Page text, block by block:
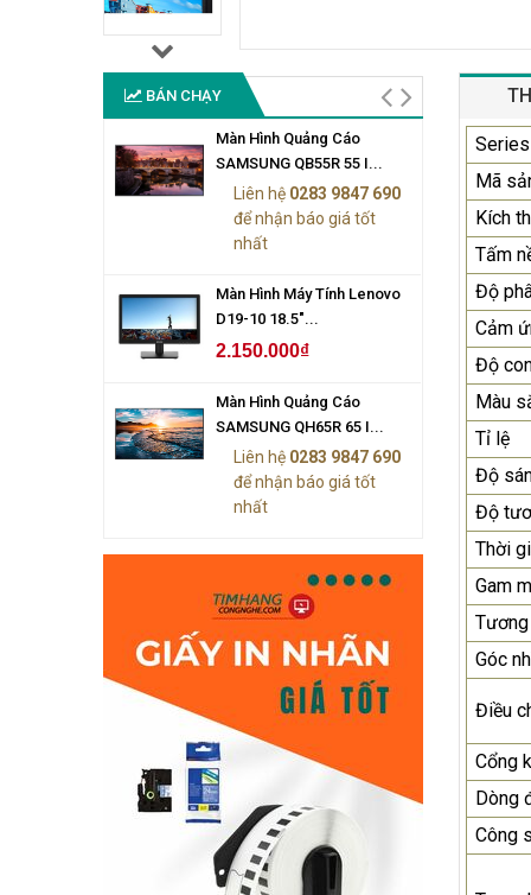
BÁN CHẠY
Màn Hình Quảng Cáo
SAMSUNG QB55R 55 I...
Liên hệ 0283 9847 690
để nhận báo giá tốt
nhất
Màn Hình Máy Tính Lenovo
D19-10 18.5"...
2.150.000₫
Màn Hình Quảng Cáo
SAMSUNG QH65R 65 I...
Liên hệ 0283 9847 690
để nhận báo giá tốt
nhất
Series
Mã
Kích
Tấm
Độ
Cảm
Độ
Màu
Tỉ lệ
Độ
Độ
Thời
Gam
Góc
Điều
Cổng
Dòng
Công